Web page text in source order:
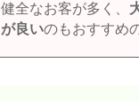
健全なお客が多く、
が良いのもおすすめ